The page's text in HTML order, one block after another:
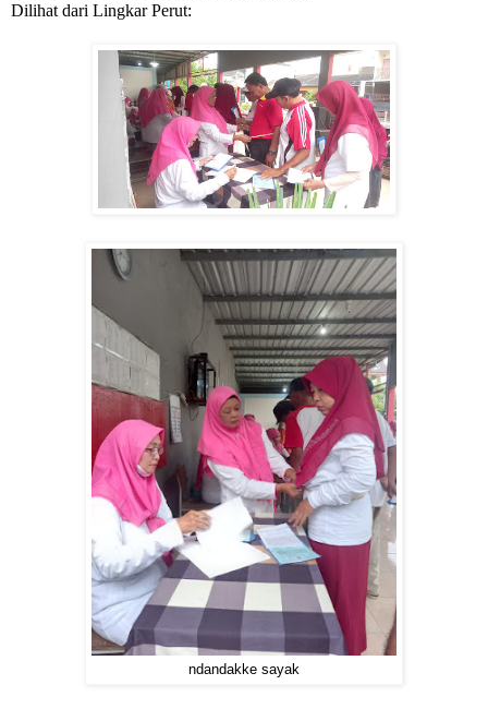
Dilihat dari Lingkar Perut:
ndandakke sayak